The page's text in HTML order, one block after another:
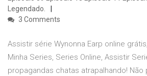
Legendado.
3 Comments
Assistir série Wynonna Earp online
Minha Series, Series Online, Assistir
propagandas chatas atrapalhando!